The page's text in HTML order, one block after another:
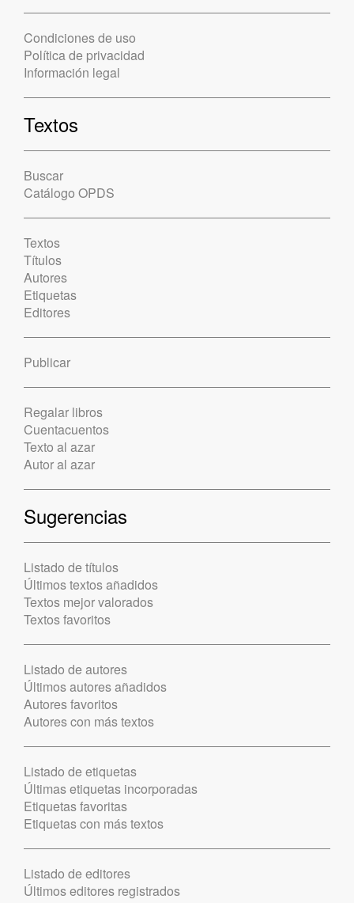
Condiciones de uso
Política de privacidad
Información legal
Textos
Buscar
Catálogo OPDS
Textos
Títulos
Autores
Etiquetas
Editores
Publicar
Regalar libros
Cuentacuentos
Texto al azar
Autor al azar
Sugerencias
Listado de títulos
Últimos textos añadidos
Textos mejor valorados
Textos favoritos
Listado de autores
Últimos autores añadidos
Autores favoritos
Autores con más textos
Listado de etiquetas
Últimas etiquetas incorporadas
Etiquetas favoritas
Etiquetas con más textos
Listado de editores
Últimos editores registrados